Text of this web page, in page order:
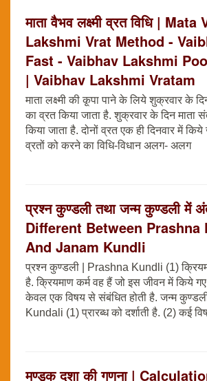
माता वैभव लक्ष्मी व्रत विधि |
Lakshmi Vrat Method -
Fast - Vaibhav Lakshmi
| Vaibhav Lakshmi Vratam
माता लक्ष्मी की कृ्पा पाने के लिये शुक्रवार के
का व्रत किया जाता है. शुक्रवार के दिन माता
किया जाता है. दोनों व्रत एक ही दिनवार में किये
व्रतों को करने का विधि-विधान अलग- अलग
प्रश्न कुण्डली तथा जन्म कुण्डली में
Different Between Prashna
And Janam Kundli
प्रश्न कुण्डली | Prashna Kundli (1)
है. क्रियमाण कर्म वह हैं जो इस जीवन में किये
केवल एक विषय से संबंधित होती है. जन्म
Kundali (1) प्रारब्ध को दर्शाती है. (2) कई
मण्डूक दशा की गणना |